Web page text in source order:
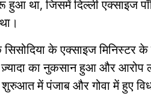
हुआ था, जिसमें दिल्ली एक्साइज
सिसोदिया के एक्साइज
का नुकसान हुआ और आरोप
में पंजाब और गोवा में हुए